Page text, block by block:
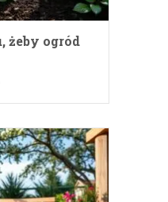
żeby ogród